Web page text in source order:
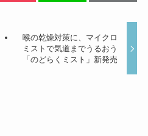
喉の乾燥対策に、マイクロ
ミストで気道までうるおう
「のどらくミスト」新発売